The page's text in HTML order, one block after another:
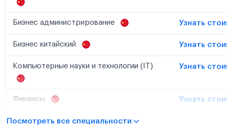
Бизнес администрирование Узнать
Бизнес китайский Узнать
Компьютерные науки и технологии (IT) Узнать
Финансы Узнать
Посмотреть все специальности